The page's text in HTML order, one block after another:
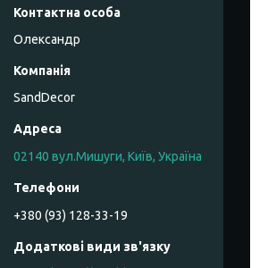
Олександр
SandDecor
02140 вул.Мишуги, Київ, Україна
+380 (93) 128-33-19